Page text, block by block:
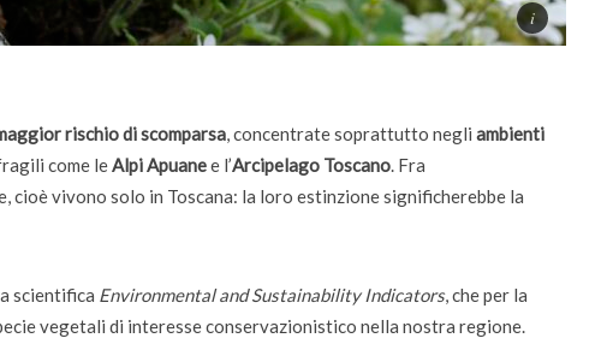
rischio di scomparsa, concentrate soprattutto negli ambienti
come leAlpi Apuanee l’Arcipelago Toscano. Fra
cioè vivono solo in Toscana: la loro estinzione significherebbe la
scientifica Environmental and Sustainability Indicators, che per la
vegetali di interesse conservazionistico nella nostra regione.
ascolta la voce dei
Didattica del futuro tra presenza e online:
da settembre dodici corsi “blended”